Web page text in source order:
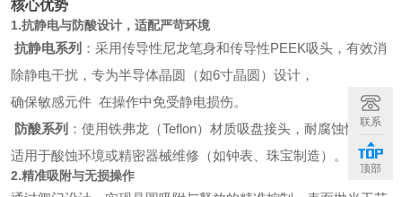
核心优势
1.抗静电与防酸设计，适配严苛环境
抗静电系列 ：采用传导性尼龙笔身和传导性PEEK吸头，有效消
除静电干扰，专为半导体晶圆（如6寸晶圆）设计，
确保敏感元件 在操作中免受静电损伤。
防酸系列 ：使用铁弗龙（Teflon）材质吸盘接头，耐腐蚀性强，
适用于酸蚀环境或精密器械维修（如钟表、珠宝制造）。
2.精准吸附与无损操作
联系
顶部